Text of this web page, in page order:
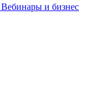
Вебинары и бизнес